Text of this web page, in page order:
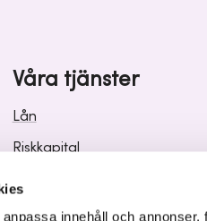
innehåll och annonser,
Våra tjänster
Lån
Riskkapital
Kunskap och inspiration